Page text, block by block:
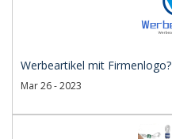
Werbeartikel mit Firmenlogo?
Mar 26 - 2023